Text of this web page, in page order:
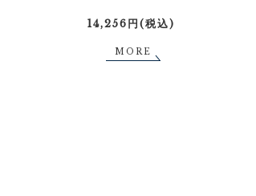
14,256円(税込)
MORE